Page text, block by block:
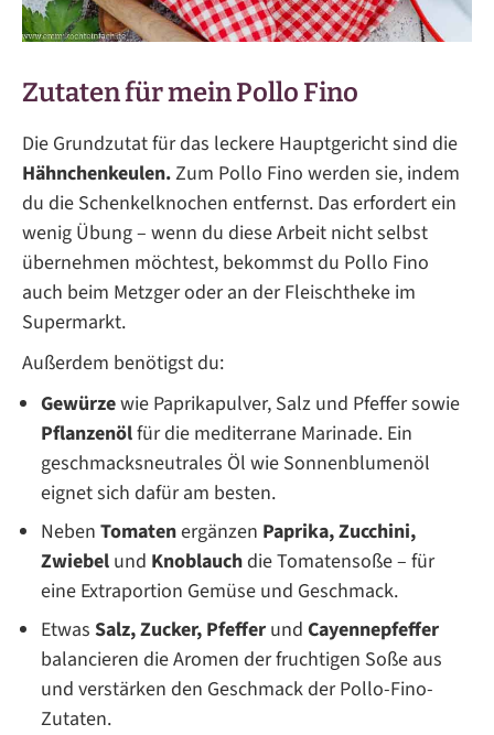
Zutaten für mein Pollo Fino
Die Grundzutat für das leckere Hauptgericht sind die
Hähnchenkeulen.Zum Pollo Fino werden sie, indem
du die Schenkelknochen entfernst. Das erfordert ein
wenig Übung – wenn du diese Arbeit nicht selbst
übernehmen möchtest, bekommst du Pollo Fino
auch beim Metzger oder an der Fleischtheke im
Supermarkt.
Außerdem benötigst du:
Gewürzewie Paprikapulver, Salz und Pfeffer sowie
Pflanzenölfür die mediterrane Marinade. Ein
geschmacksneutrales Öl wie Sonnenblumenöl
eignet sich dafür am besten.
Neben Tomatenergänzen Paprika,Zucchini,
Zwiebel und Knoblauchdie Tomatensoße – für
eine Extraportion Gemüse und Geschmack.
Etwas Salz,Zucker, Pfeffer und Cayennepfeffer
balancieren die Aromen der fruchtigen Soße aus
und verstärken den Geschmack der Pollo-Fino-
Zutaten.